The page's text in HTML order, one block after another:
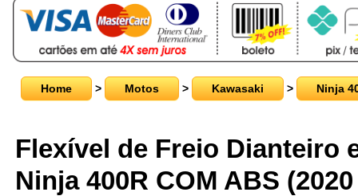
Home > Motos > Kawasaki > Ninja
Flexível de Freio Dianteiro
Ninja 400R COM ABS